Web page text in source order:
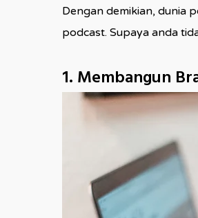
Dengan demikian, dunia
podcast. Supaya anda
1. Membangun